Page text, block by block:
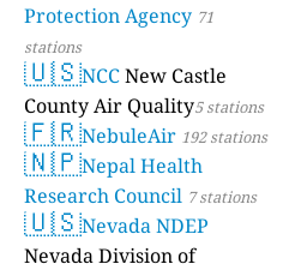
Protection Agency 71
stations
🇺🇸NCCNew Castle
County Air Quality5 stations
🇫🇷NebuleAir 192 stations
🇳🇵Nepal Health
Research Council 7 stations
🇺🇸Nevada NDEP
Nevada Division of